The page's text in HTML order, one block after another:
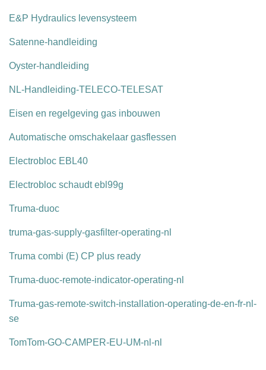
E&P Hydraulics levensysteem
Satenne-handleiding
Oyster-handleiding
NL-Handleiding-TELECO-TELESAT
Eisen en regelgeving gas inbouwen
Automatische omschakelaar gasflessen
Electrobloc EBL40
Electrobloc schaudt ebl99g
Truma-duoc
truma-gas-supply-gasfilter-operating-nl
Truma combi (E) CP plus ready
Truma-duoc-remote-indicator-operating-nl
Truma-gas-remote-switch-installation-operating-de-en-fr-nl-
se
TomTom-GO-CAMPER-EU-UM-nl-nl